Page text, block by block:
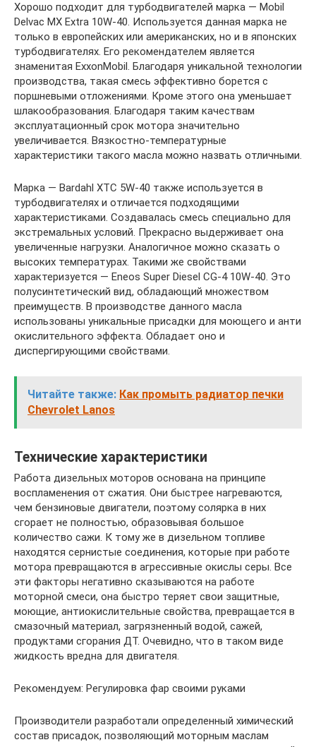
Хорошо подходит для турбодвигателей марка — Mobil
Delvac MX Extra 10W-40. Используется данная марка не
только в европейских или американских, но и в японских
турбодвигателях. Его рекомендателем является
знаменитая ExxonMobil. Благодаря уникальной технологии
производства, такая смесь эффективно борется с
поршневыми отложениями. Кроме этого она уменьшает
шлакообразования. Благодаря таким качествам
эксплуатационный срок мотора значительно
увеличивается. Вязкостно-температурные
характеристики такого масла можно назвать отличными.
Марка — Bardahl XTC 5W-40 также используется в
турбодвигателях и отличается подходящими
характеристиками. Создавалась смесь специально для
экстремальных условий. Прекрасно выдерживает она
увеличенные нагрузки. Аналогичное можно сказать о
высоких температурах. Такими же свойствами
характеризуется — Eneos Super Diesel CG-4 10W-40. Это
полусинтетический вид, обладающий множеством
преимуществ. В производстве данного масла
использованы уникальные присадки для моющего и анти
окислительного эффекта. Обладает оно и
диспергирующими свойствами.
Читайте также: Как промыть радиатор печки
Chevrolet Lanos
Технические характеристики
Работа дизельных моторов основана на принципе
воспламенения от сжатия. Они быстрее нагреваются,
чем бензиновые двигатели, поэтому солярка в них
сгорает не полностью, образовывая большое
количество сажи. К тому же в дизельном топливе
находятся сернистые соединения, которые при работе
мотора превращаются в агрессивные окислы серы. Все
эти факторы негативно сказываются на работе
моторной смеси, она быстро теряет свои защитные,
моющие, антиокислительные свойства, превращается в
смазочный материал, загрязненный водой, сажей,
продуктами сгорания ДТ. Очевидно, что в таком виде
жидкость вредна для двигателя.
Рекомендуем: Регулировка фар своими руками
Производители разработали определенный химический
состав присадок, позволяющий моторным маслам